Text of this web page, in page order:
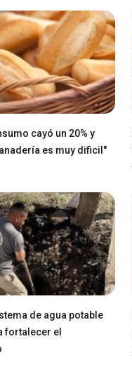
cayó un 20% y
es muy dificil"
de agua potable
fortalecer el